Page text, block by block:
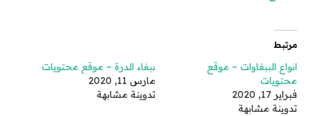
مرتبط
انواع الببغاوات – موقع
محتويات
فبراير 17, 2020
تدوينة مشابهة
ببغاء الدرة – موقع محتويات
مارس 11, 2020
تدوينة مشابهة